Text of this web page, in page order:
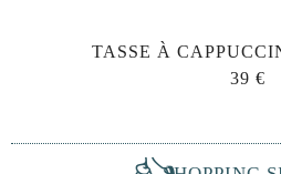
TASSE À
39 €